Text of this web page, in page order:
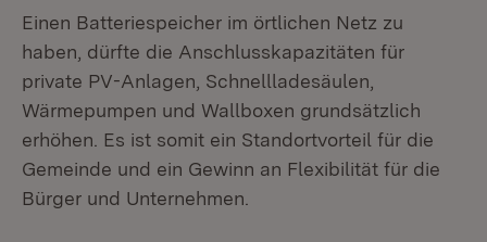
Einen Batteriespeicher im örtlichen Netz zu
haben, dürfte die Anschlusskapazitäten für
private PV-Anlagen, Schnellladesäulen,
Wärmepumpen und Wallboxen grundsätzlich
erhöhen. Es ist somit ein Standortvorteil für die
Gemeinde und ein Gewinn an Flexibilität für die
Bürger und Unternehmen.